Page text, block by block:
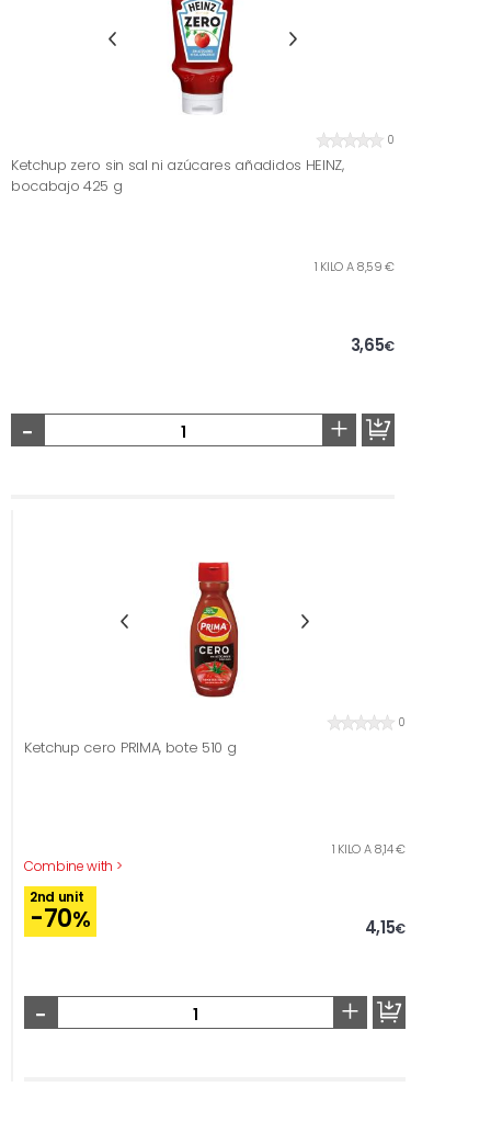
0
Ketchup zero sin sal ni azúcares añadidos HEINZ,
bocabajo 425 g
1 KILO A 8,59 €
3,65€
- +
0
Ketchup cero PRIMA, bote 510 g
Combine with >
1 KILO A 8,14 €
2nd unit
-70% 4,15€
- +